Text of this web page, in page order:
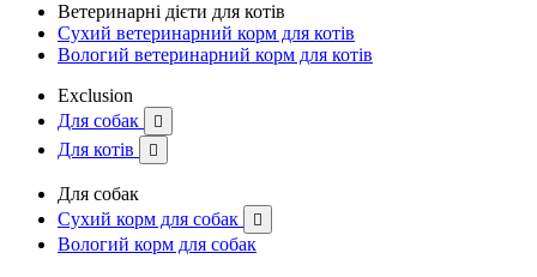
Ветеринарні дієти для котів
Сухий ветеринарний корм для котів
Вологий ветеринарний корм для котів
Exclusion
Для собак

Для котів 
Для собак
Сухий корм для собак

Вологий корм для собак